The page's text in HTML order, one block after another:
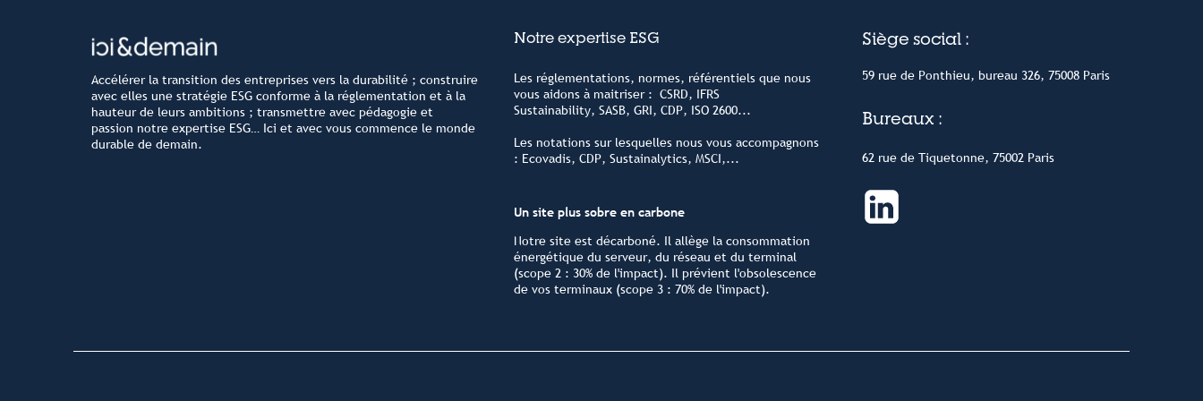
Accélérer la transition des entreprises vers la durabilité ; construire
avec elles une stratégie ESG conforme à la réglementation et à la
hauteur de leurs ambitions ; transmettre avec pédagogie et
passion notre expertise ESG… Ici et avec vous commence le monde
durable de demain.
Notre expertise ESG
Les réglementations, normes, référentiels que nous
vous aidons à maitriser : CSRD, IFRS
Sustainability, SASB, GRI, CDP, ISO 2600...
Les notations sur lesquelles nous vous accompagnons
: Ecovadis, CDP, Sustainalytics, MSCI,...
Un site plus sobre en carbone
Notre site est décarboné. Il allège la consommation
énergétique du serveur, du réseau et du terminal
(scope 2 : 30% de l'impact). Il prévient l'obsolescence
de vos terminaux (scope 3 : 70% de l'impact).
Siège social :
59 rue de Ponthieu, bureau 326, 75008 Paris
Bureaux :
62 rue de Tiquetonne, 75002 Paris